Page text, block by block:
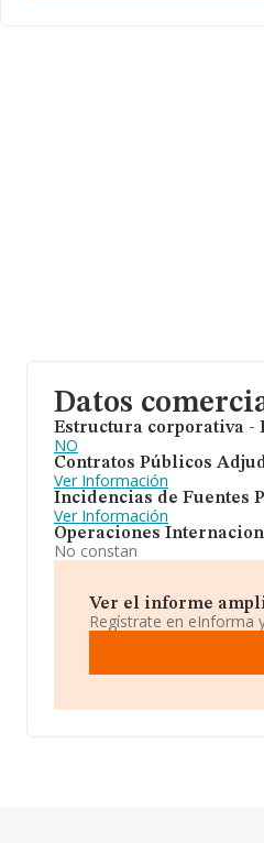
Datos
Estructura corporativa -
NO
Contratos Públicos
Ver Información
Incidencias de Fuentes
Ver Información
Operaciones
No constan
Ver el informe
Regístrate en eInforma